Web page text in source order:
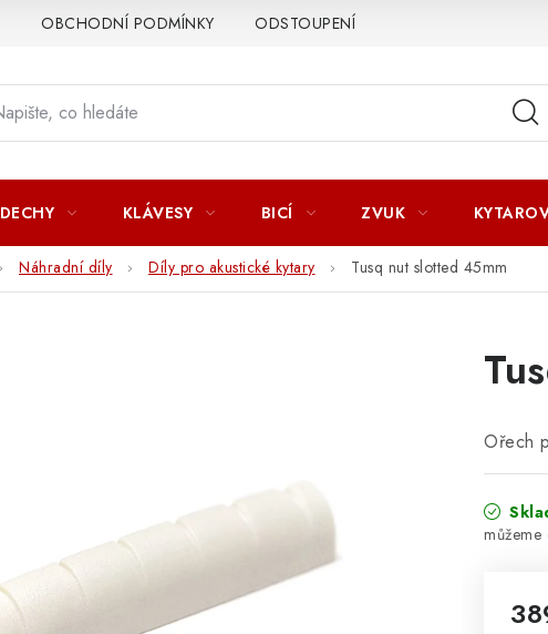
OBCHODNÍ PODMÍNKY ODSTOUPENÍ OD SMLOUVY
DECHY KLÁVESY BICÍ ZVUK
Náhradní díly Díly pro akustické kytary Tusq nut slotted 45mm
Ořech